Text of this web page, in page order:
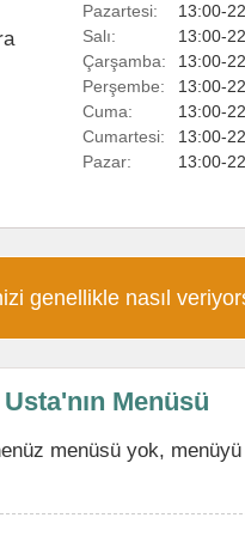
Pazartesi:
13:00-
Salı:
13:00-
Çarşamba:
13:00-
Perşembe:
13:00-
Cuma:
13:00-
Cumartesi:
13:00-
Pazar:
13:00-
genellikle nasıl
Menüsü
menüsü yok,